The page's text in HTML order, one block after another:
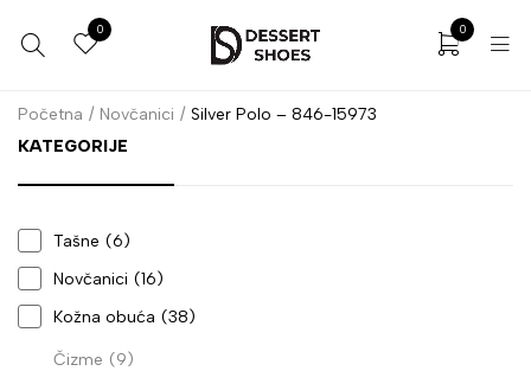
0 0
Početna / Novčanici / Silver Polo – 846-15973
KATEGORIJE
Tašne (6)
Novčanici (16)
Kožna obuća (38)
Čizme (9)